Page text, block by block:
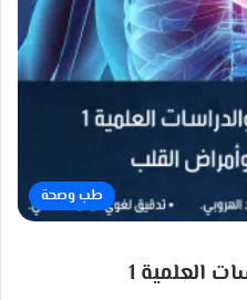
طب وصحة
العلمية 1